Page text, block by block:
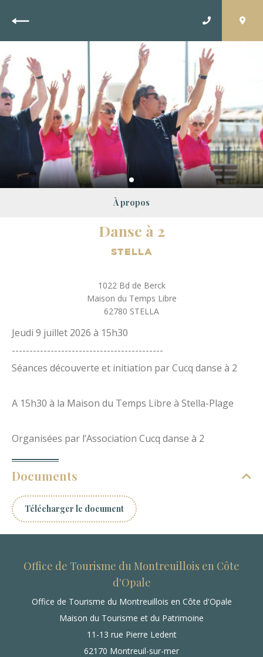
Retour
À propos
Danse à 2
STELLA
1022 Bd de Berck
Maison du Temps Libre
62780 STELLA
Jeudi 9 juillet 2026 à 15h30
-------------------------------------------
Séances découverte et initiation par Cucq danse à 2
A 15h30 à la Maison du Temps Libre à Stella-Plage
Organisées par l’Association Cucq danse à 2
Documents
Télécharger le document
Office de Tourisme du Montreuillois en Côte
d'Opale
Office de Tourisme du Montreuillois en Côte d'Opale
Maison du Tourisme et du Patrimoine
11-13 rue Pierre Ledent
62170 Montreuil-sur-mer